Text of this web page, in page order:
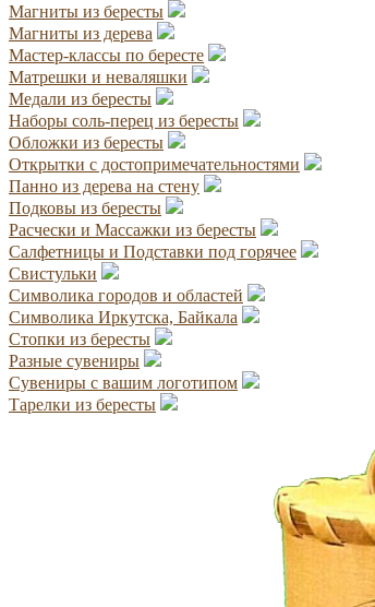
Магниты из бересты
Магниты из дерева
Мастер-классы по бересте
Матрешки и неваляшки
Медали из бересты
Наборы соль-перец из бересты
Обложки из бересты
Открытки с достопримечательностями
Панно из дерева на стену
Подковы из бересты
Расчески и Массажки из бересты
Салфетницы и Подставки под горячее
Свистульки
Символика городов и областей
Символика Иркутска, Байкала
Стопки из бересты
Разные сувениры
Сувениры с вашим логотипом
Тарелки из бересты